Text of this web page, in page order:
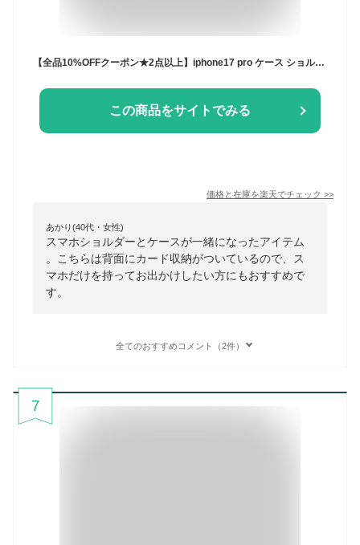
【全品10%OFFクーポン★2点以上】iphone17 pro ケース ショルダー 17promax iphone air ケース iPhone16 16e 16pro ケース iPhone15 14 ショルダー タイプ スマホケース スマホショルダー 携帯ケース iphone13 pro12 mini 11 XR Galaxy s22 s23 Google Pixel 8 6a 7 7a 9
この商品をサイトでみる
価格と在庫を楽天でチェック >>
あかり(40代・女性)
スマホショルダーとケースが一緒になったアイテム
。こちらは背面にカード収納がついているので、ス
マホだけを持ってお出かけしたい方にもおすすめで
す。
全てのおすすめコメント（2件）
7